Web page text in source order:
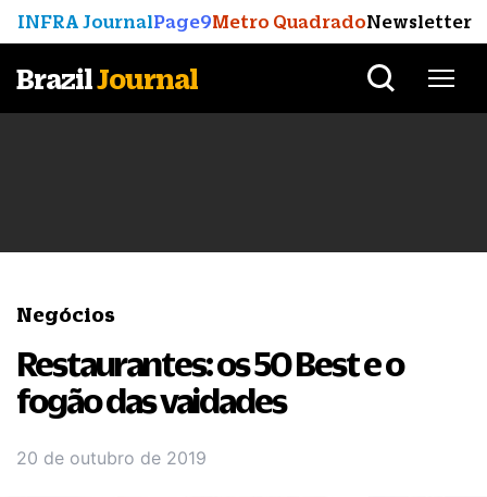
INFRA JournalPage9Metro QuadradoNewsletter
BrazilJournal
Negócios
Restaurantes: os 50 Best e o
fogão das vaidades
20 de outubro de 2019